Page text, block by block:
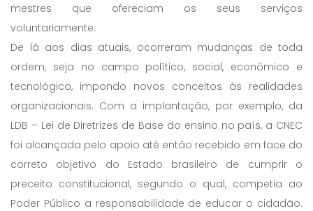
mestres que ofereciam os seus serviços
voluntariamente.
De lá aos dias atuais, ocorreram mudanças de toda
ordem, seja no campo político, social, econômico e
tecnológico, impondo novos conceitos às realidades
organizacionais. Com a implantação, por exemplo, da
LDB – Lei de Diretrizes de Base do ensino no país, a CNEC
foi alcançada pelo apoio até então recebido em face do
correto objetivo do Estado brasileiro de cumprir o
preceito constitucional, segundo o qual, competia ao
Poder Público a responsabilidade de educar o cidadão.